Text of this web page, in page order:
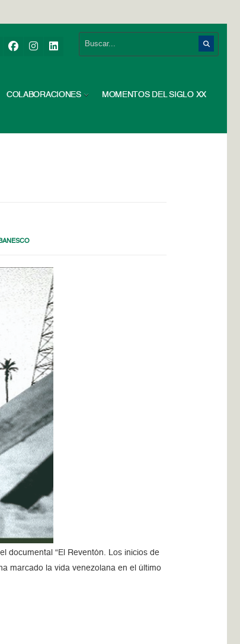
COLABORACIONES MOMENTOS DEL SIGLO XX
documental “El Reventón. Los inicios de
marcado la vida venezolana en el último